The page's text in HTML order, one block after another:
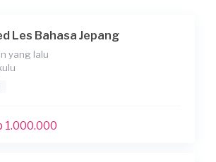
ada informasi tambahan
untuk layanan ini?
Les Bahasa Jepang
yang lalu
1.000.000